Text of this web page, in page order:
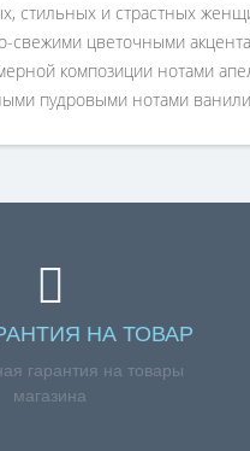
стильных и страстных
цветочными
композиции нотами
пудровыми нотами
НА ТОВАР
гарантия на товары
магазина